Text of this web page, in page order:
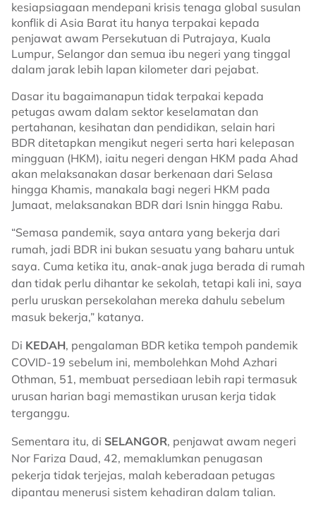
kesiapsiagaan mendepani krisis tenaga global susulan
konflik di Asia Barat itu hanya terpakai kepada
penjawat awam Persekutuan di Putrajaya, Kuala
Lumpur, Selangor dan semua ibu negeri yang tinggal
dalam jarak lebih lapan kilometer dari pejabat.
Dasar itu bagaimanapun tidak terpakai kepada
petugas awam dalam sektor keselamatan dan
pertahanan, kesihatan dan pendidikan, selain hari
BDR ditetapkan mengikut negeri serta hari kelepasan
mingguan (HKM), iaitu negeri dengan HKM pada Ahad
akan melaksanakan dasar berkenaan dari Selasa
hingga Khamis, manakala bagi negeri HKM pada
Jumaat, melaksanakan BDR dari Isnin hingga Rabu.
“Semasa pandemik, saya antara yang bekerja dari
rumah, jadi BDR ini bukan sesuatu yang baharu untuk
saya. Cuma ketika itu, anak-anak juga berada di rumah
dan tidak perlu dihantar ke sekolah, tetapi kali ini, saya
perlu uruskan persekolahan mereka dahulu sebelum
masuk bekerja,” katanya.
Di KEDAH, pengalaman BDR ketika tempoh pandemik
COVID-19 sebelum ini, membolehkan Mohd Azhari
Othman, 51, membuat persediaan lebih rapi termasuk
urusan harian bagi memastikan urusan kerja tidak
terganggu.
Sementara itu, di SELANGOR, penjawat awam negeri
Nor Fariza Daud, 42, memaklumkan penugasan
pekerja tidak terjejas, malah keberadaan petugas
dipantau menerusi sistem kehadiran dalam talian.